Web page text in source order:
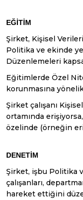
EĞİTİM
Şirket, Kişisel
Politika ve ekinde
Düzenlemeleri
Eğitimlerde Özel
korunmasına
Şirket çalışanı
ortamında
özelinde (örneğin
DENETİM
Şirket, işbu Politika
çalışanları,
hareket ettiğini